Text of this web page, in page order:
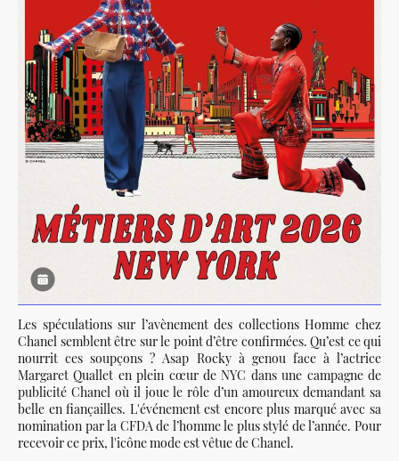
Les spéculations sur l’avènement des collections Homme chez
Chanel semblent être sur le point d’être confirmées. Qu’est ce qui
nourrit ces soupçons ? Asap Rocky à genou face à l’actrice
Margaret Quallet en plein cœur de NYC dans une campagne de
publicité Chanel où il joue le rôle d’un amoureux demandant sa
belle en fiançailles. L'événement est encore plus marqué avec sa
nomination par la CFDA de l’homme le plus stylé de l’année. Pour
recevoir ce prix, l'icône mode est vêtue de Chanel.